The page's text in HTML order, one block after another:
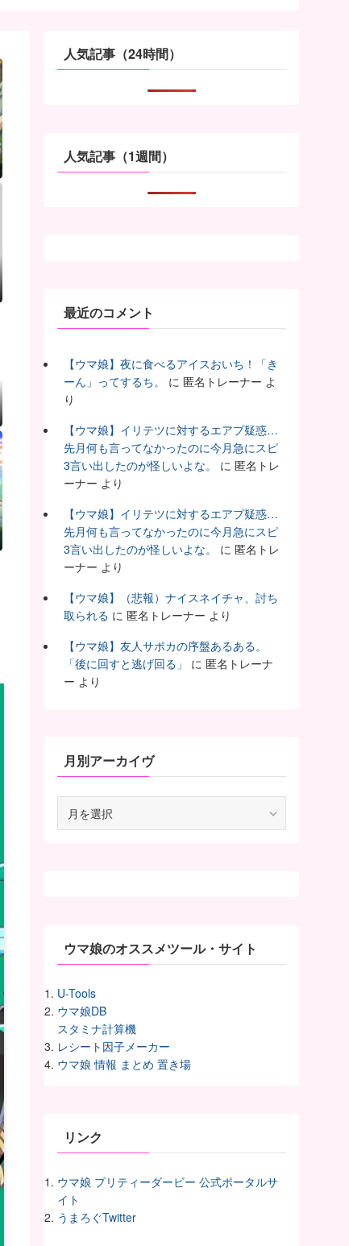
人気記事（24時間）
人気記事（1週間）
最近のコメント
【ウマ娘】夜に食べるアイスおいち！「き
ーん」ってするち。
に 匿名トレーナー よ
り
【ウマ娘】イリテツに対するエアプ疑惑…
先月何も言ってなかったのに今月急にスピ
3言い出したのが怪しいよな。
に 匿名トレ
ーナー より
【ウマ娘】イリテツに対するエアプ疑惑…
先月何も言ってなかったのに今月急にスピ
3言い出したのが怪しいよな。
に 匿名トレ
ーナー より
【ウマ娘】（悲報）ナイスネイチャ、討ち
取られる に 匿名トレーナー より
【ウマ娘】友人サポカの序盤あるある。
「後に回すと逃げ回る」
に 匿名トレーナ
ー より
月別アーカイヴ
ウマ娘のオススメツール・サイト
U-Tools
ウマ娘DB
スタミナ計算機
レシート因子メーカー
ウマ娘 情報 まとめ 置き場
リンク
ウマ娘 プリティーダービー 公式ポータルサ
イト
うまろぐTwitter